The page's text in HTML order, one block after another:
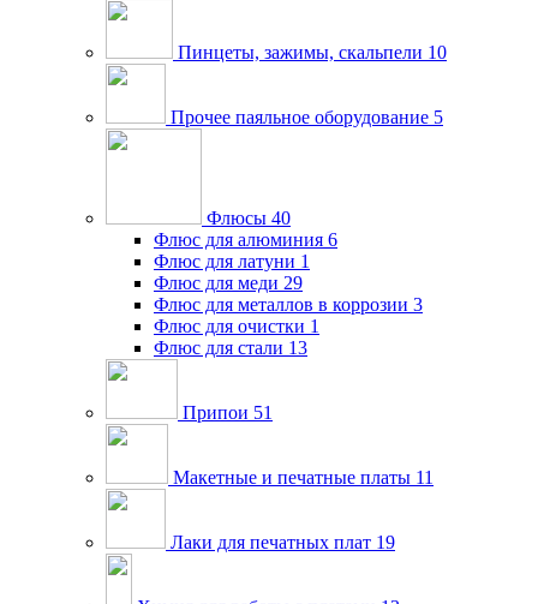
Пинцеты, зажимы, скальпели 10
Прочее паяльное оборудование 5
Флюсы 40
Флюс для алюминия 6
Флюс для латуни 1
Флюс для меди 29
Флюс для металлов в коррозии 3
Флюс для очистки 1
Флюс для стали 13
Припои 51
Макетные и печатные платы 11
Лаки для печатных плат 19